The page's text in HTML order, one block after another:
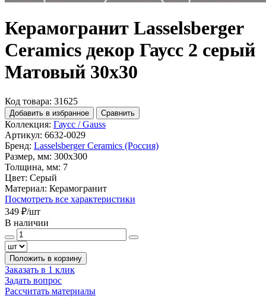
Керамогранит Lasselsberger
Ceramics декор Гаусс 2 серый
Матовый 30x30
Код товара: 31625
Добавить в избранное Сравнить
Коллекция: Гаусс / Gauss
Артикул: 6632-0029
Бренд: Lasselsberger Ceramics (Россия)
Размер, мм: 300x300
Толщина, мм: 7
Цвет: Серый
Материал: Керамогранит
Посмотреть все характеристики
349 ₽/шт
В наличии
Положить в корзину
Заказать в 1 клик
Задать вопрос
Рассчитать материалы